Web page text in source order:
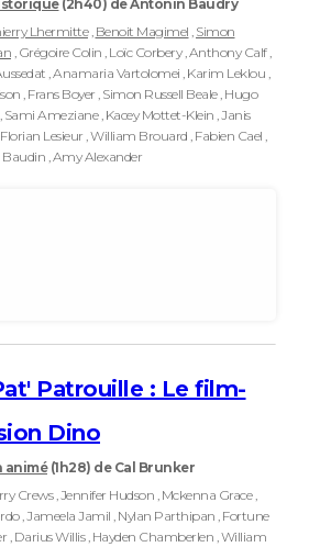
(2h40) de Antonin Baudry
Lhermitte, Benoit Magimel , Simon
, Grégoire Colin , Loïc Corbery , Anthony Calf ,
, Anamaria Vartolomei , Karim Leklou ,
, Frans Boyer , Simon Russell Beale , Hugo
Sami Ameziane , Kacey Mottet-Klein , Janis
Lesieur , William Brouard , Fabien Cael ,
Baudin , Amy Alexander
Patrouille : Le film-
Dino
animé (1h28) de Cal Brunker
Crews , Jennifer Hudson , Mckenna Grace ,
, Jameela Jamil , Nylan Parthipan , Fortune
, Darius Willis , Hayden Chamberlen , William